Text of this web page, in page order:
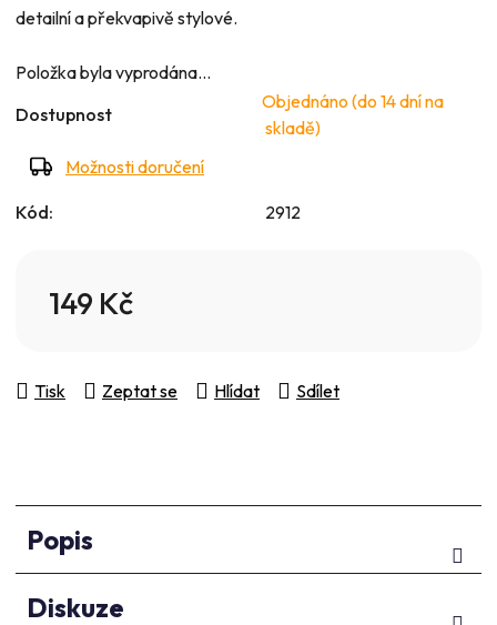
detailní a překvapivě stylové.
Položka byla vyprodána…
Dostupnost
Objednáno (do 14 dní na
skladě)
Možnosti doručení
Kód: 2912
149 Kč
Tisk Zeptat se Hlídat Sdílet
Popis
Diskuze